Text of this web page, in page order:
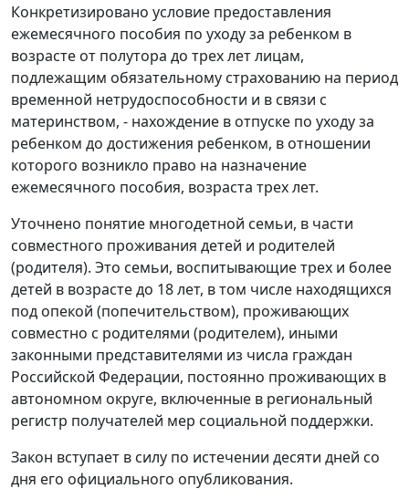
Конкретизировано условие предоставления
ежемесячного пособия по уходу за ребенком в
возрасте от полутора до трех лет лицам,
подлежащим обязательному страхованию на период
временной нетрудоспособности и в связи с
материнством, - нахождение в отпуске по уходу за
ребенком до достижения ребенком, в отношении
которого возникло право на назначение
ежемесячного пособия, возраста трех лет.
Уточнено понятие многодетной семьи, в части
совместного проживания детей и родителей
(родителя). Это семьи, воспитывающие трех и более
детей в возрасте до 18 лет, в том числе находящихся
под опекой (попечительством), проживающих
совместно с родителями (родителем), иными
законными представителями из числа граждан
Российской Федерации, постоянно проживающих в
автономном округе, включенные в региональный
регистр получателей мер социальной поддержки.
Закон вступает в силу по истечении десяти дней со
дня его официального опубликования.